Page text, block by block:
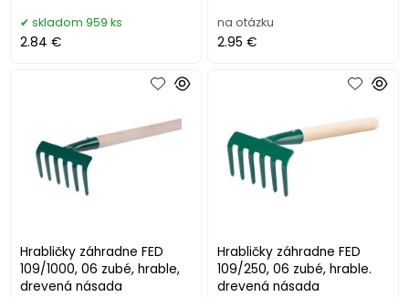
skladom 959 ks
2.84 €
na otázku
2.95 €
Hrabličky záhradne FED
109/1000, 06 zubé, hrable,
drevená násada
Hrabličky záhradne FED
109/250, 06 zubé, hrable.
drevená násada